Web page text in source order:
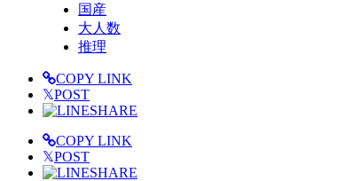
国産
大人数
推理
COPY LINK
𝕏POST
SHARE
COPY LINK
𝕏POST
SHARE